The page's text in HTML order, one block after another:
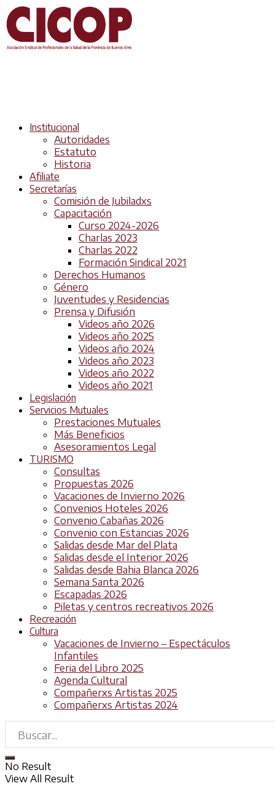
Institucional
Autoridades
Estatuto
Historia
Afiliate
Secretarías
Comisión de Jubiladxs
Capacitación
Curso 2024-2026
Charlas 2023
Charlas 2022
Formación Sindical 2021
Derechos Humanos
Género
Juventudes y Residencias
Prensa y Difusión
Videos año 2026
Videos año 2025
Videos año 2024
Videos año 2023
Videos año 2022
Videos año 2021
Legislación
Servicios Mutuales
Prestaciones Mutuales
Más Beneficios
Asesoramientos Legal
TURISMO
Consultas
Propuestas 2026
Vacaciones de Invierno 2026
Convenios Hoteles 2026
Convenio Cabañas 2026
Convenio con Estancias 2026
Salidas desde Mar del Plata
Salidas desde el Interior 2026
Salidas desde Bahia Blanca 2026
Semana Santa 2026
Escapadas 2026
Piletas y centros recreativos 2026
Recreación
Cultura
Vacaciones de Invierno – Espectáculos
Infantiles
Feria del Libro 2025
Agenda Cultural
Compañerxs Artistas 2025
Compañerxs Artistas 2024
No Result
View All Result